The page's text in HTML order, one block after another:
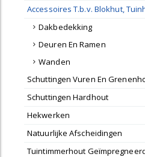
Accessoires T.b.v. Blokhut,
Dakbedekking
Deuren En Ramen
Wanden
Schuttingen Vuren En
Schuttingen Hardhout
Hekwerken
Natuurlijke Afscheidingen
Tuintimmerhout